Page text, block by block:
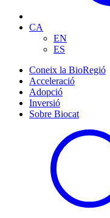
CA
EN
ES
Coneix la BioRegió
Acceleració
Adopció
Inversió
Sobre Biocat